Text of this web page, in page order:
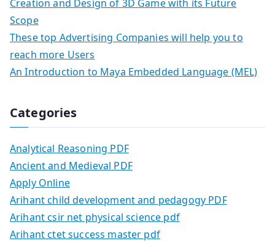
Creation and Design of 3D Game with its Future
Scope
These top Advertising Companies will help you to
reach more Users
An Introduction to Maya Embedded Language (MEL)
Categories
Analytical Reasoning PDF
Ancient and Medieval PDF
Apply Online
Arihant child development and pedagogy PDF
Arihant csir net physical science pdf
Arihant ctet success master pdf